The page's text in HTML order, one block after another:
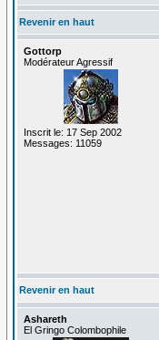
Revenir en haut
Gottorp
Modérateur Agressif
Inscrit le: 17 Sep 2002
Messages: 11059
Revenir en haut
Ashareth
El Gringo Colombophile